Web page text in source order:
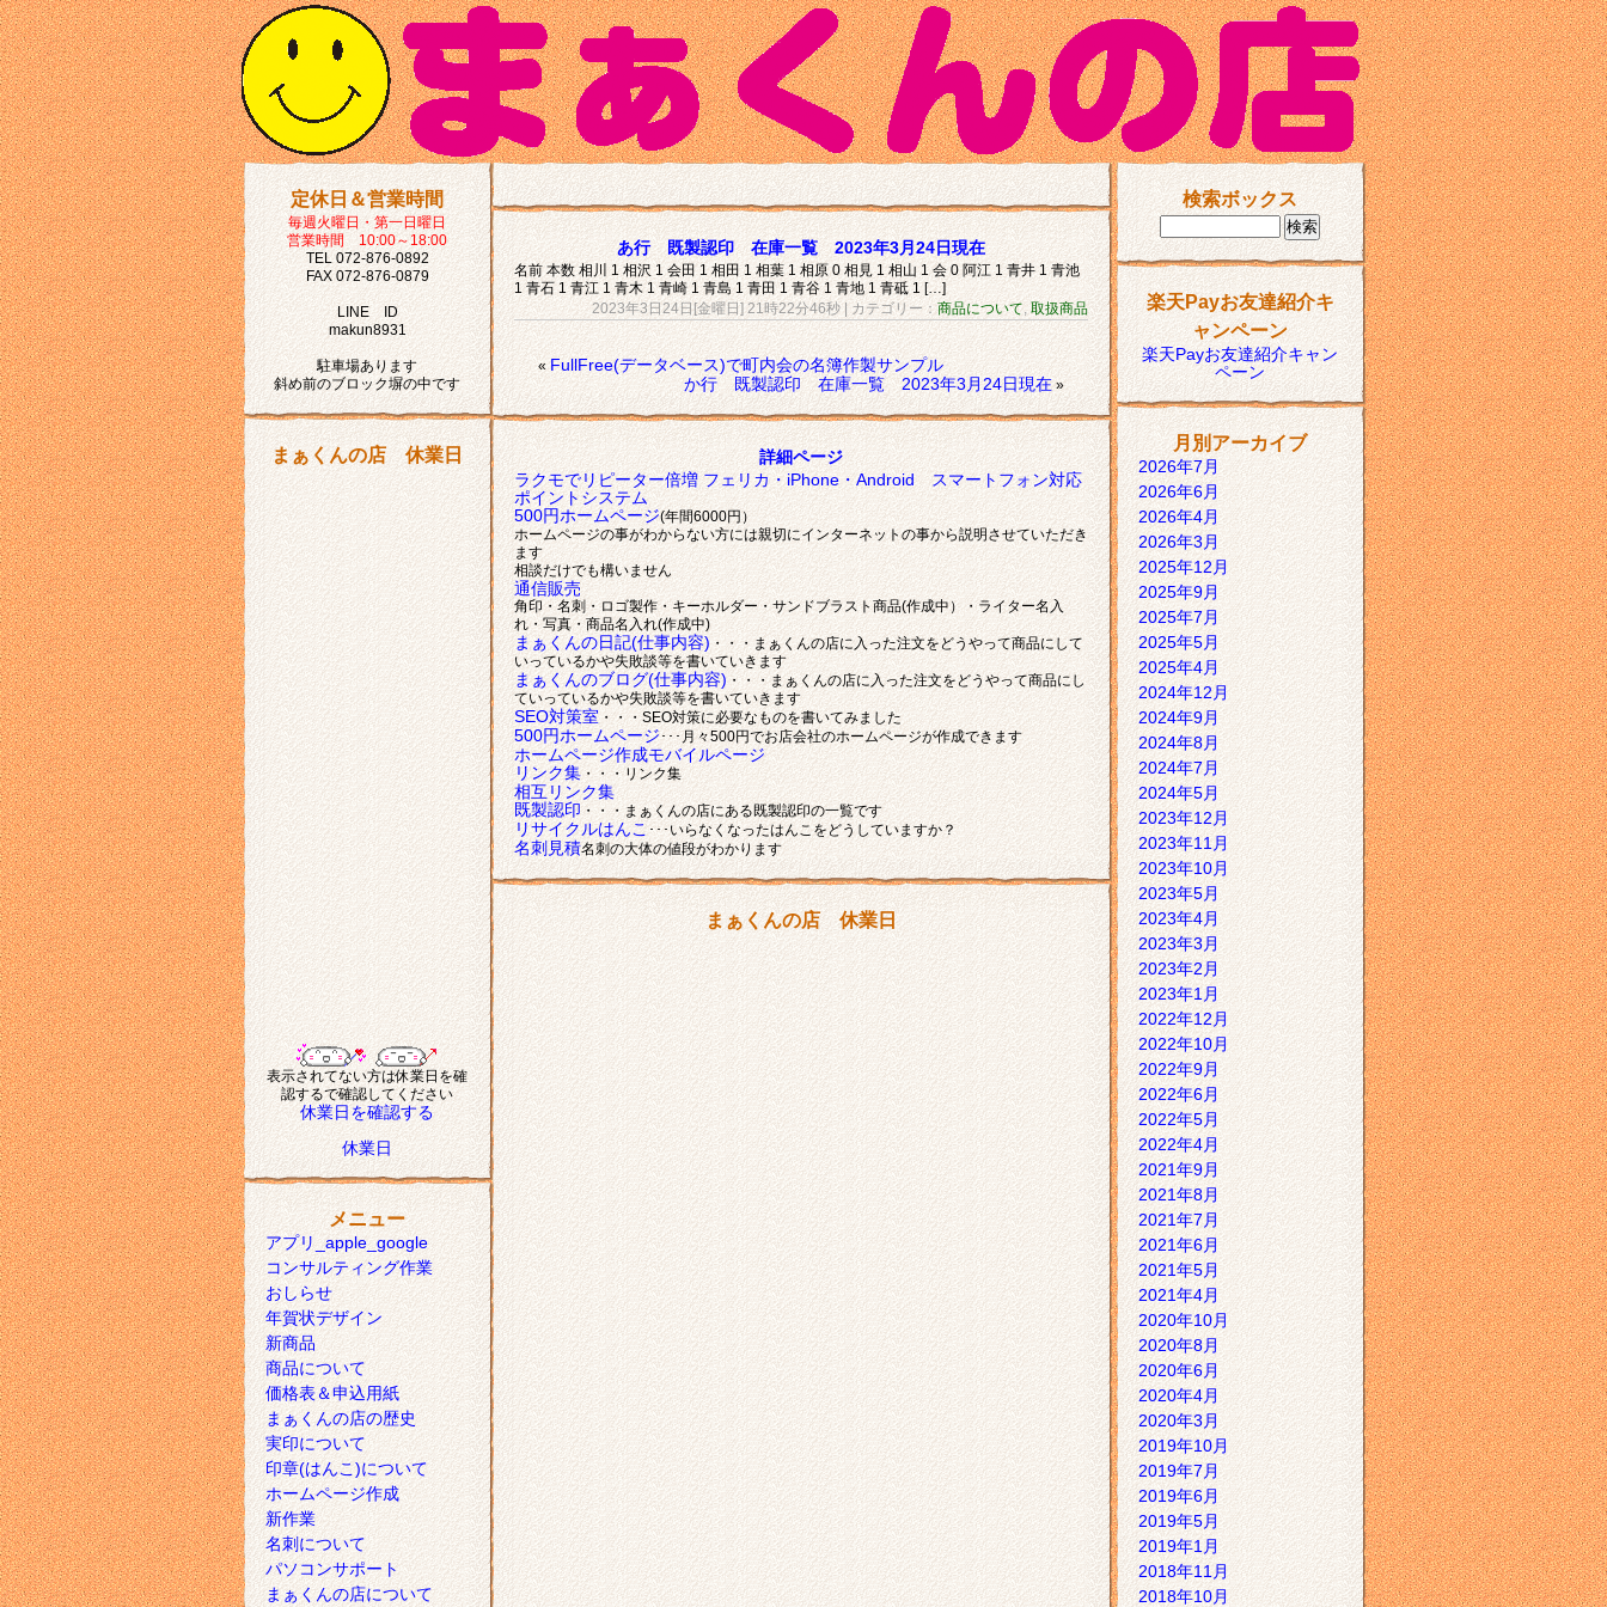
定休日＆営業時間
毎週火曜日・第一日曜日
営業時間 10:00～18:00
TEL 072-876-0892
FAX 072-876-0879
LINE ID
makun8931
駐車場あります
斜め前のブロック塀の中です
まぁくんの店 休業日
表示されてない方は休業日を確
認するで確認してください
休業日を確認する
休業日
メニュー
アプリ_apple_google
コンサルティング作業
おしらせ
年賀状デザイン
新商品
商品について
価格表＆申込用紙
まぁくんの店の歴史
実印について
印章(はんこ)について
ホームページ作成
新作業
名刺について
パソコンサポート
まぁくんの店について
あ行 既製認印 在庫一覧 2023年3月24日現在
名前 本数 相川 1 相沢 1 会田 1 相田 1 相葉 1 相原 0 相見 1 相山 1 会 0 阿江 1 青井 1 青池
1 青石 1 青江 1 青木 1 青崎 1 青島 1 青田 1 青谷 1 青地 1 青砥 1 […]
2023年3日24日[金曜日] 21時22分46秒| カテゴリー：商品について,取扱商品
«FullFree(データベース)で町内会の名簿作製サンプル
か行 既製認印 在庫一覧 2023年3月24日現在»
詳細ページ
ラクモでリピーター倍増 フェリカ・iPhone・Android スマートフォン対応
ポイントシステム
500円ホームページ(年間6000円）
ホームページの事がわからない方には親切にインターネットの事から説明させていただき
ます
相談だけでも構いません
通信販売
角印・名刺・ロゴ製作・キーホルダー・サンドブラスト商品(作成中）・ライター名入
れ・写真・商品名入れ(作成中)
まぁくんの日記(仕事内容) ・・・まぁくんの店に入った注文をどうやって商品にして
いっているかや失敗談等を書いていきます
まぁくんのブログ(仕事内容)・・・まぁくんの店に入った注文をどうやって商品にし
ていっているかや失敗談等を書いていきます
SEO対策室 ・・・SEO対策に必要なものを書いてみました
500円ホームページ･･･月々500円でお店会社のホームページが作成できます
ホームページ作成モバイルページ
リンク集・・・リンク集
相互リンク集
既製認印・・・まぁくんの店にある既製認印の一覧です
リサイクルはんこ･･･いらなくなったはんこをどうしていますか？
名刺見積名刺の大体の値段がわかります
まぁくんの店 休業日
検索ボックス
楽天Payお友達紹介キ
ャンペーン
楽天Payお友達紹介キャン
ペーン
月別アーカイブ
2026年7月
2026年6月
2026年4月
2026年3月
2025年12月
2025年9月
2025年7月
2025年5月
2025年4月
2024年12月
2024年9月
2024年8月
2024年7月
2024年5月
2023年12月
2023年11月
2023年10月
2023年5月
2023年4月
2023年3月
2023年2月
2023年1月
2022年12月
2022年10月
2022年9月
2022年6月
2022年5月
2022年4月
2021年9月
2021年8月
2021年7月
2021年6月
2021年5月
2021年4月
2020年10月
2020年8月
2020年6月
2020年4月
2020年3月
2019年10月
2019年7月
2019年6月
2019年5月
2019年1月
2018年11月
2018年10月